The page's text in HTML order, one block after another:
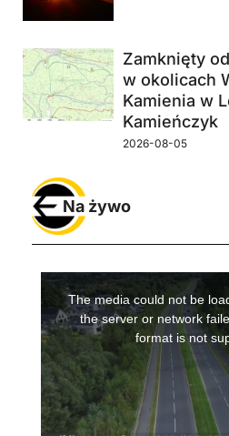
Zamknięty
w okolicach
Kamienia w
Kamieńczyk
2026-08-05
Na żywo